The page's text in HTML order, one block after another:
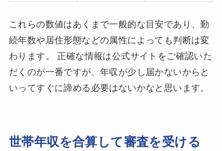
これらの数値はあくまで一般的な目安であり、勤
続年数や居住形態などの属性によっても判断は変
わります。 正確な情報は公式サイトをご確認いた
だくのが一番ですが、年収が少し届かないからと
いってすぐに諦める必要はないかなと思います。
世帯年収を合算して審査を受ける